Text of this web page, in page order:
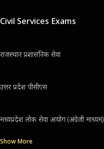
Civil Services Exams
राजस्थान प्रशासनिक सेवा
उत्तर प्रदेश पीसीएस
मध्यप्रदेश लोक सेवा आयोग (अंग्रेजी माध्यम)
Show More